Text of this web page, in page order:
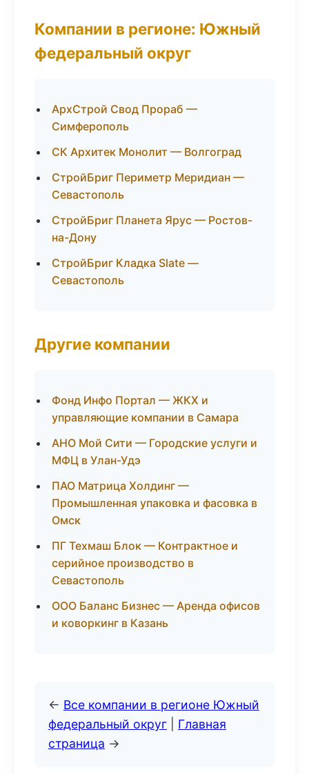
Компании в регионе: Южный
федеральный округ
АрхСтрой Свод Прораб —
Симферополь
СК Архитек Монолит — Волгоград
СтройБриг Периметр Меридиан —
Севастополь
СтройБриг Планета Ярус — Ростов-
на-Дону
СтройБриг Кладка Slate —
Севастополь
Другие компании
Фонд Инфо Портал — ЖКХ и
управляющие компании в Самара
АНО Мой Сити — Городские услуги и
МФЦ в Улан-Удэ
ПАО Матрица Холдинг —
Промышленная упаковка и фасовка в
Омск
ПГ Техмаш Блок — Контрактное и
серийное производство в
Севастополь
ООО Баланс Бизнес — Аренда офисов
и коворкинг в Казань
← Все компании в регионе Южный
федеральный округ
Главная
страница →